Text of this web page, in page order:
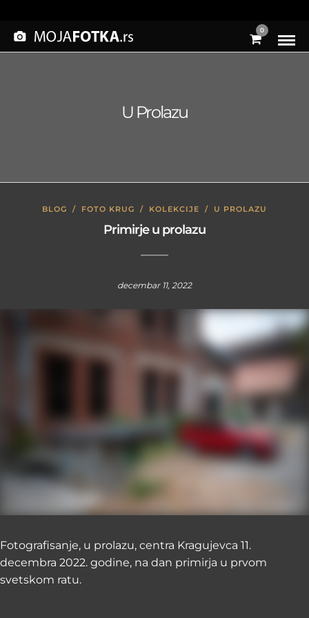
0
U Prolazu
BLOG / FOTO KRUG / KOLEKCIJE / U PROLAZU
Primirje u prolazu
decembar 11, 2022
Fotografisanje, u prolazu, centra Kragujevca 11.
decembra 2022. godine, na dan primirja u prvom
svetskom ratu.